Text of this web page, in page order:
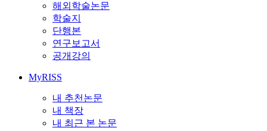
해외학술논문
학술지
단행본
연구보고서
공개강의
MyRISS
내 추천논문
내 책장
내 최근 본 논문